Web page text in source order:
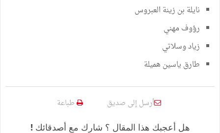
نايلة بن زينة العبروس
رؤوف مهني
زياد وسلاتي
طارق ياسين هميلة
أرسل إلى صديق طباعة
هل أعجبك هذا المقال ؟ شارك مع أصدقائك !